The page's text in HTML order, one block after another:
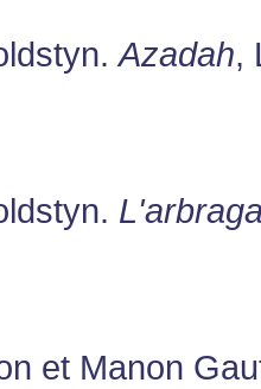
Azadah,
et Manon